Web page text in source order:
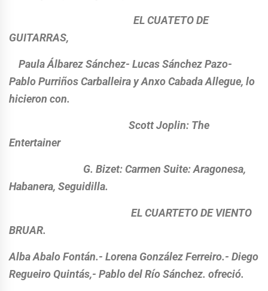
EL CUATETO DE
GUITARRAS,
Paula Álbarez Sánchez- Lucas Sánchez Pazo-
Pablo Purriños Carballeira y Anxo Cabada Allegue, lo
hicieron con.
Scott Joplin: The
Entertainer
G. Bizet: Carmen Suite: Aragonesa,
Habanera, Seguidilla.
EL CUARTETO DE VIENTO
BRUAR.
Alba Abalo Fontán.- Lorena González Ferreiro.- Diego
Regueiro Quintás,- Pablo del Río Sánchez. ofreció.